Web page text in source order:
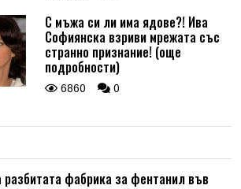
С мъжа си ли има ядове?! Ива
Софиянска взриви мрежата със
странно признание! (още
подробности)
6860 0
разбитата фабрика за фентанил във